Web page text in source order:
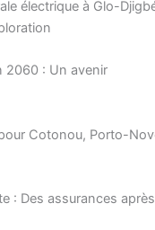
électrique à Glo-
2060 : Un avenir
Cotonou, Porto-
: Des assurances après